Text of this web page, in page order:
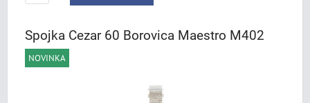
Spojka Cezar 60 Borovica Maestro M402
NOVINKA